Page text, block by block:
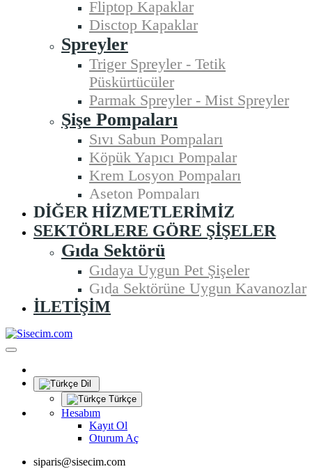
Fliptop Kapaklar
Disctop Kapaklar
Spreyler
Triger Spreyler - Tetik
Püskürtücüler
Parmak Spreyler - Mist Spreyler
Şişe Pompaları
Sıvı Sabun Pompaları
Köpük Yapıcı Pompalar
Krem Losyon Pompaları
Aseton Pompaları
DIĞER HIZMETLERIMIZ
SEKTÖRLERE GÖRE ŞIŞELER
Gıda Sektörü
Gıdaya Uygun Pet Şişeler
Gıda Sektörüne Uygun Kavanozlar
İLETIŞIM
Dil
Türkçe
Hesabım
Kayıt Ol
Oturum Aç
siparis@sisecim.com